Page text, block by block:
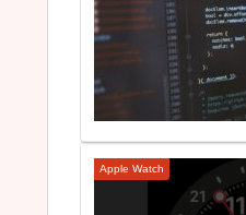
Apple Watch